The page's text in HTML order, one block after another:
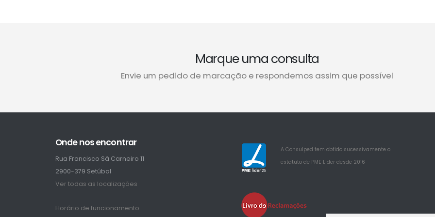
Marque uma consulta
Envie um pedido de marcação e respondemos assim que possível
Onde nos encontrar
Rua Francisco Sá Carneiro 11
2900-379 Setúbal
Ver todas as localizações
Horário de funcionamento
25
A Consulped tem obtido sucessivamente o
estatuto de PME Lider desde 2016